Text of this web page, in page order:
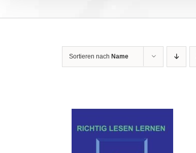
Sortieren nach Name